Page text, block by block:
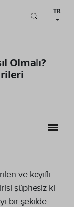
TR
Olmalı?
ve keyifli
şüphesiz ki
bir şekilde